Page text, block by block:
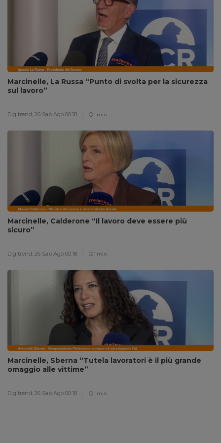
Marcinelle, La Russa “Punto di svolta per la sicurezza
sul lavoro”
Digitrend, 26 Sab Ago 00:18 1 min
Marcinelle, Calderone “Il lavoro deve essere più
sicuro”
Digitrend, 26 Sab Ago 00:18 1 min
Marcinelle, Sberna “Tutela lavoratori è il più grande
omaggio alle vittime”
Digitrend, 26 Sab Ago 00:18 1 min